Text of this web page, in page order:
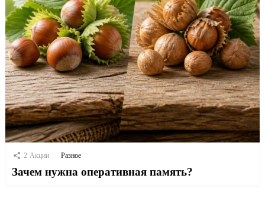
2 Акции Разное
Зачем нужна оперативная память?